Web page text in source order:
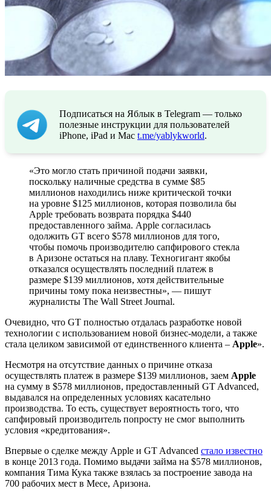
Подписаться на Яблык в Telegram — только
полезные инструкции для пользователей
iPhone, iPad и Mac t.me/yablykworld.
«Это могло стать причиной подачи заявки,
поскольку наличные средства в сумме $85
миллионов находились ниже критической точки
на уровне $125 миллионов, которая позволила бы
Apple требовать возврата порядка $440
предоставленного займа. Apple согласилась
одолжить GT всего $578 миллионов для того,
чтобы помочь производителю сапфирового стекла
в Аризоне остаться на плаву. Техногигант якобы
отказался осуществлять последний платеж в
размере $139 миллионов, хотя действительные
причины тому пока неизвестны», — пишут
журналисты The Wall Street Journal.
Очевидно, что GT полностью отдалась разработке новой
технологии с использованием новой бизнес-модели, а также
стала целиком зависимой от единственного клиента – Apple».
Несмотря на отсутствие данных о причине отказа
осуществлять платеж в размере $139 миллионов, заем Apple
на сумму в $578 миллионов, предоставленный GT Advanced,
выдавался на определенных условиях касательно
производства. То есть, существует вероятность того, что
сапфировый производитель попросту не смог выполнить
условия «кредитования».
Впервые о сделке между Apple и GT Advanced стало известно
в конце 2013 года. Помимо выдачи займа на $578 миллионов,
компания Тима Кука также взялась за построение завода на
700 рабочих мест в Месе, Аризона.